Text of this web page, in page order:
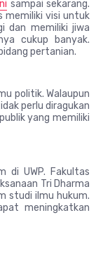
sampai sekarang.
memiliki visi untuk
dan memiliki jiwa
cukup banyak.
pertanian.
politik. Walaupun
perlu diragukan
yang memiliki
di UWP. Fakultas
Tri Dharma
studi ilmu hukum.
meningkatkan